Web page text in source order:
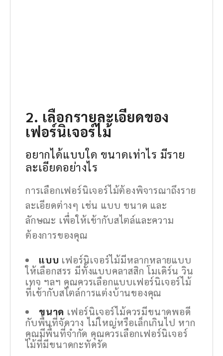
2. เลือกรายละเอียดของ
เฟอร์นิเจอร์ไม้
อยากได้แบบใด ขนาดเท่าไร มีราย
ละเอียดอย่างไร
การเลือกเฟอร์นิเจอร์ไม้ต้องพิจารณาถึงราย
ละเอียดต่างๆ เช่น แบบ ขนาด และ
ลักษณะ เพื่อให้เข้ากับสไตล์และความ
ต้องการของคุณ
แบบ เฟอร์นิเจอร์ไม้มีหลากหลายแบบ
ให้เลือกสรร มีทั้งแบบคลาสสิก โมเดิร์น วิน
เทจ ฯลฯ คุณควรเลือกแบบเฟอร์นิเจอร์ไม้
ที่เข้ากับสไตล์การแต่งบ้านของคุณ
ขนาด เฟอร์นิเจอร์ไม้ควรมีขนาดพอดี
กับพื้นที่จัดวาง ไม่ใหญ่หรือเล็กเกินไป หาก
คุณมีพื้นที่จำกัด คุณควรเลือกเฟอร์นิเจอร์
ไม้ที่มีขนาดกะทัดรัด